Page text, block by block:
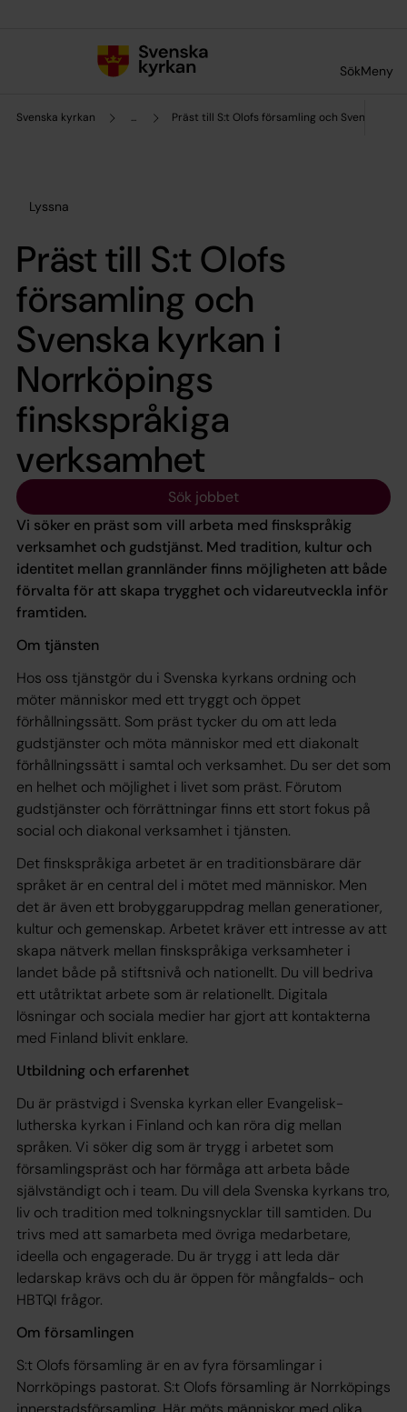
SökMeny
Svenska kyrkan ... Präst till S:t Olofs församling och Svenska
Lyssna
Präst till S:t Olofs
församling och
Svenska kyrkan i
Norrköpings
finskspråkiga
verksamhet
Sök jobbet
Vi söker en präst som vill arbeta med finskspråkig
verksamhet och gudstjänst. Med tradition, kultur och
identitet mellan grannländer finns möjligheten att både
förvalta för att skapa trygghet och vidareutveckla inför
framtiden.
Om tjänsten
Hos oss tjänstgör du i Svenska kyrkans ordning och
möter människor med ett tryggt och öppet
förhållningssätt. Som präst tycker du om att leda
gudstjänster och möta människor med ett diakonalt
förhållningssätt i samtal och verksamhet. Du ser det som
en helhet och möjlighet i livet som präst. Förutom
gudstjänster och förrättningar finns ett stort fokus på
social och diakonal verksamhet i tjänsten.
Det finskspråkiga arbetet är en traditionsbärare där
språket är en central del i mötet med människor. Men
det är även ett brobyggaruppdrag mellan generationer,
kultur och gemenskap. Arbetet kräver ett intresse av att
skapa nätverk mellan finskspråkiga verksamheter i
landet både på stiftsnivå och nationellt. Du vill bedriva
ett utåtriktat arbete som är relationellt. Digitala
lösningar och sociala medier har gjort att kontakterna
med Finland blivit enklare.
Utbildning och erfarenhet
Du är prästvigd i Svenska kyrkan eller Evangelisk-
lutherska kyrkan i Finland och kan röra dig mellan
språken. Vi söker dig som är trygg i arbetet som
församlingspräst och har förmåga att arbeta både
självständigt och i team. Du vill dela Svenska kyrkans tro,
liv och tradition med tolkningsnycklar till samtiden. Du
trivs med att samarbeta med övriga medarbetare,
ideella och engagerade. Du är trygg i att leda där
ledarskap krävs och du är öppen för mångfalds- och
HBTQI frågor.
Om församlingen
S:t Olofs församling är en av fyra församlingar i
Norrköpings pastorat. S:t Olofs församling är Norrköpings